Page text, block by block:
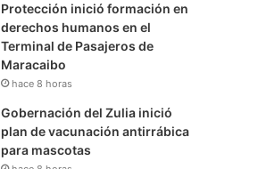
Protección inició formación en
derechos humanos en el
Terminal de Pasajeros de
Maracaibo
hace 8 horas
Gobernación del Zulia inició
plan de vacunación antirrábica
para mascotas